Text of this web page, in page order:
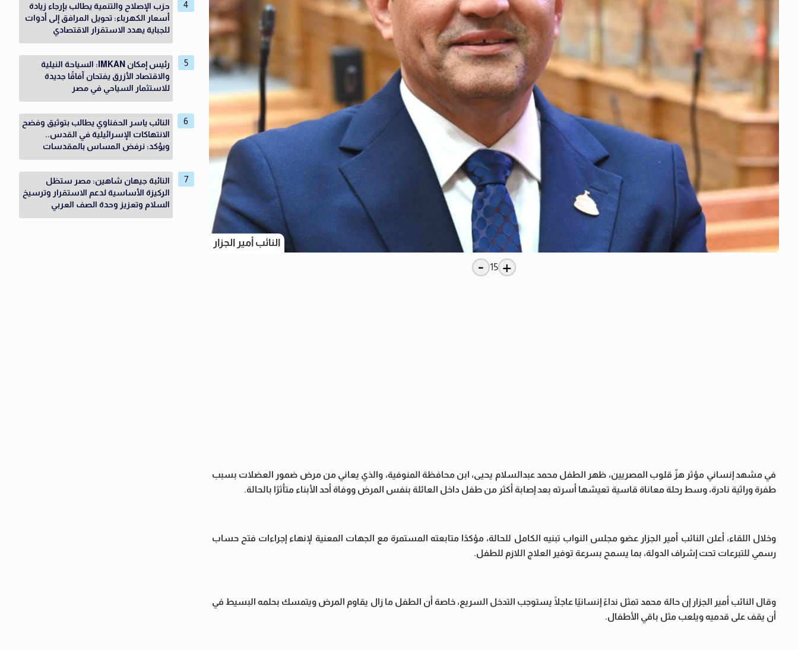
النائب أمير الجزار
+
15
-
في مشهد إنساني مؤثر هزّ قلوب المصريين، ظهر الطفل محمد عبدالسلام يحيى، ابن محافظة المنوفية، والذي يعاني من مرض ضمور العضلات بسبب
طفرة وراثية نادرة، وسط رحلة معاناة قاسية تعيشها أسرته بعد إصابة أكثر من طفل داخل العائلة بنفس المرض ووفاة أحد الأبناء متأثرًا بالحالة.
وخلال اللقاء، أعلن النائب أمير الجزار عضو مجلس النواب تبنيه الكامل للحالة، مؤكدًا متابعته المستمرة مع الجهات المعنية لإنهاء إجراءات فتح حساب
رسمي للتبرعات تحت إشراف الدولة، بما يسمح بسرعة توفير العلاج اللازم للطفل.
وقال النائب أمير الجزار إن حالة محمد تمثل نداءً إنسانيًا عاجلًا يستوجب التدخل السريع، خاصة أن الطفل ما زال يقاوم المرض ويتمسك بحلمه البسيط في
أن يقف على قدميه ويلعب مثل باقي الأطفال.
حزب الإصلاح والتنمية يطالب بإرجاء زيادة
أسعار الكهرباء: تحويل المرافق إلى أدوات
للجباية يهدد الاستقرار الاقتصادي
رئيس إمكان IMKAN: السياحة النيلية
والاقتصاد الأزرق يفتحان آفاقًا جديدة
للاستثمار السياحي في مصر
النائب ياسر الحفناوي يطالب بتوثيق وفضح
الانتهاكات الإسرائيلية في القدس..
ويؤكد: نرفض المساس بالمقدسات
النائبة جيهان شاهين: مصر ستظل
الركيزة الأساسية لدعم الاستقرار وترسيخ
السلام وتعزيز وحدة الصف العربي